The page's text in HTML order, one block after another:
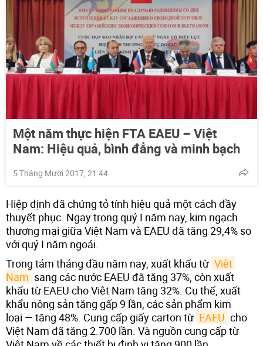
Một năm thực hiện FTA EAEU – Việt
Nam: Hiệu quả, bình đẳng và minh bạch
5 Tháng Mười 2017, 21:44
Hiệp định đã chứng tỏ tính hiệu quả một cách đầy
thuyết phục. Ngay trong quý I năm nay, kim ngạch
thương mại giữa Việt Nam và EAEU đã tăng 29,4% so
với quý I năm ngoái.
Trong tám tháng đầu năm nay, xuất khẩu từ Việt
Nam sang các nước EAEU đã tăng 37%, còn xuất
khẩu từ EAEU cho Việt Nam tăng 32%. Cụ thể, xuất
khẩu nông sản tăng gấp 9 lần, các sản phẩm kim
loại — tăng 48%. Cung cấp giấy carton từ EAEU cho
Việt Nam đã tăng 2.700 lần. Và nguồn cung cấp từ